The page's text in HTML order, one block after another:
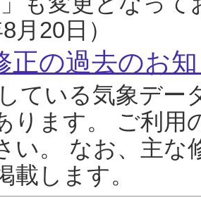
月20日）
正の過去のお
ている気象デー
ります。 ご利用
い。 なお、主な
載します。